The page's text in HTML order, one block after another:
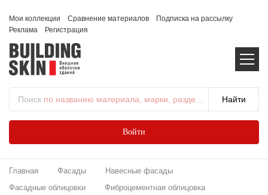
Мои коллекции Сравнение материалов
Подписка на рассылку
Реклама
Регистрация
Поиск по названию материала, марки, раздела...
Войти
Главная Фасады
Навесные фасады
Фасадные облицовки
Фиброцементная облицовка